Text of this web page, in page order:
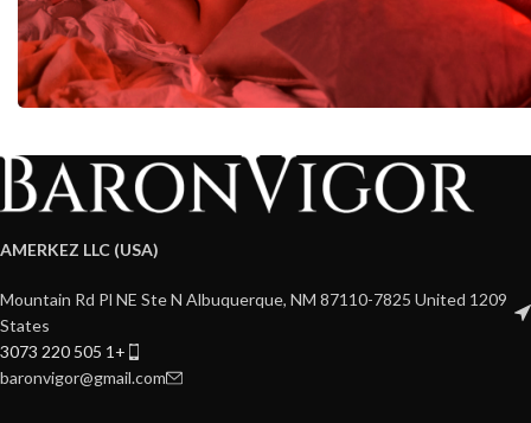
AMERKEZ LLC (USA)
1209 Mountain Rd Pl NE Ste N Albuquerque, NM 87110-7825 United
States
+1 505 220 3073
baronvigor@gmail.com